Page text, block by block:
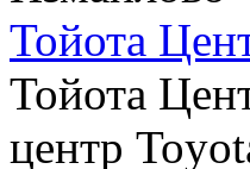
Тойота
Тойота
центр